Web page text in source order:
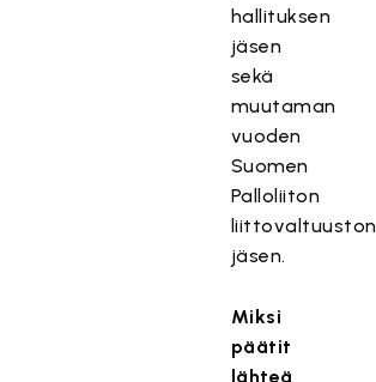
hallituksen
jäsen
sekä
muutaman
vuoden
Suomen
Palloliiton
liittovaltuuston
jäsen.
Miksi
päätit
lähteä